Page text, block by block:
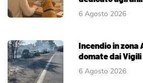
6 Agosto 2026
Incendio in zona
domate dai Vigili
6 Agosto 2026